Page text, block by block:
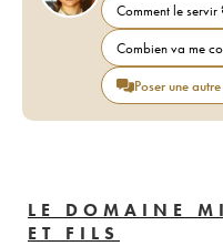
Comment le servir
Combien va me
Poser une
LE DOMAINE
ET FILS